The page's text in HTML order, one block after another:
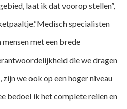
laat ik dat voorop stellen”,
specialisten
met een brede
die we dragen
we ook op een hoger niveau
bedoel ik het complete reilen en